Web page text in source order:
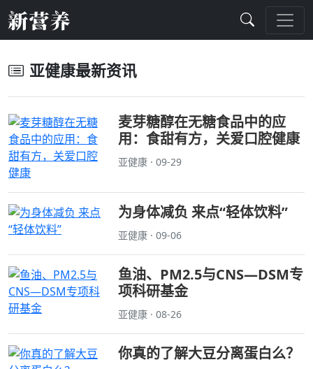
亚健康最新资讯
麦芽糖醇在无糖食品中的应
用：食甜有方，关爱口腔健康
亚健康 · 09-29
为身体减负 来点“轻体饮料”
亚健康 · 09-06
鱼油、PM2.5与CNS—DSM专
项科研基金
亚健康 · 08-26
你真的了解大豆分离蛋白么？